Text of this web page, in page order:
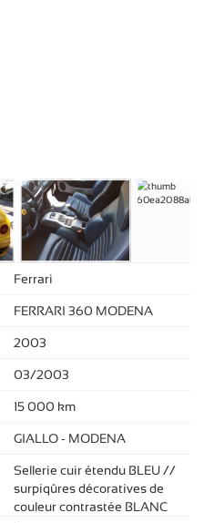
Ferrari
FERRARI 360 MODENA
2003
03/2003
15 000 km
GIALLO - MODENA
Sellerie cuir étendu BLEU //
surpiqûres décoratives de
couleur contrastée BLANC